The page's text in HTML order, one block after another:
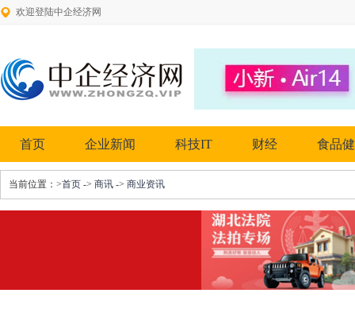
欢迎登陆中企经济网
首页 企业新闻 科技IT 财经 食品
当前位置： >首页 -> 商讯 -> 商业资讯